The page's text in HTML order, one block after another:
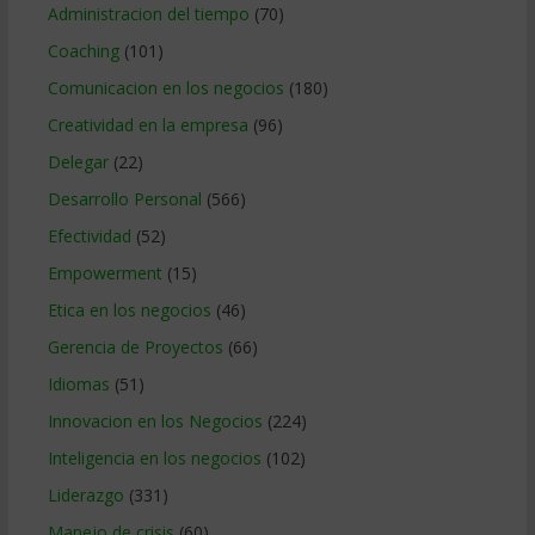
Administracion del tiempo (70)
Coaching(101)
Comunicacion en los negocios (180)
Creatividad en la empresa (96)
Delegar(22)
Desarrollo Personal (566)
Efectividad (52)
Empowerment (15)
Etica en los negocios (46)
Gerencia de Proyectos (66)
Idiomas (51)
Innovacion en los Negocios (224)
Inteligencia en los negocios (102)
Liderazgo (331)